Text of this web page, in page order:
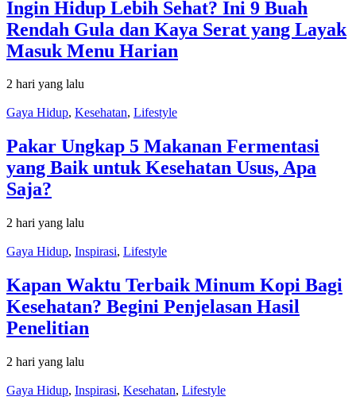
Ingin Hidup Lebih Sehat? Ini 9 Buah
Rendah Gula dan Kaya Serat yang Layak
Masuk Menu Harian
2 hari yang lalu
Gaya Hidup, Kesehatan, Lifestyle
Pakar Ungkap 5 Makanan Fermentasi
yang Baik untuk Kesehatan Usus, Apa
Saja?
2 hari yang lalu
Gaya Hidup, Inspirasi, Lifestyle
Kapan Waktu Terbaik Minum Kopi Bagi
Kesehatan? Begini Penjelasan Hasil
Penelitian
2 hari yang lalu
Gaya Hidup, Inspirasi, Kesehatan, Lifestyle